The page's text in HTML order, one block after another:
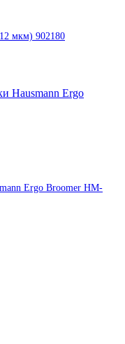
мкм) 902180
Ergo Broomer HM-